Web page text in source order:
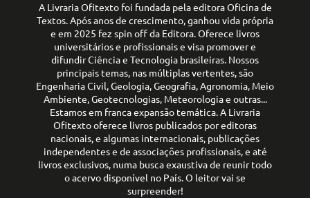
A Livraria Ofitexto foi fundada pela editora Oficina de
Textos. Após anos de crescimento, ganhou vida própria
e em 2025 fez spin off da Editora. Oferece livros
universitários e profissionais e visa promover e
difundir Ciência e Tecnologia brasileiras. Nossos
principais temas, nas múltiplas vertentes, são
Engenharia Civil, Geologia, Geografia, Agronomia, Meio
Ambiente, Geotecnologias, Meteorologia e outras...
Estamos em franca expansão temática. A Livraria
Ofitexto oferece livros publicados por editoras
nacionais, e algumas internacionais, publicações
independentes e de associações profissionais, e até
livros exclusivos, numa busca exaustiva de reunir todo
o acervo disponível no País. O leitor vai se
surpreender!